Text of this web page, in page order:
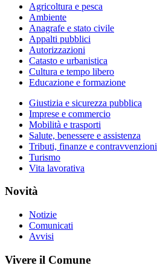
Agricoltura e pesca
Ambiente
Anagrafe e stato civile
Appalti pubblici
Autorizzazioni
Catasto e urbanistica
Cultura e tempo libero
Educazione e formazione
Giustizia e sicurezza pubblica
Imprese e commercio
Mobilità e trasporti
Salute, benessere e assistenza
Tributi, finanze e contravvenzioni
Turismo
Vita lavorativa
Novità
Notizie
Comunicati
Avvisi
Vivere il Comune